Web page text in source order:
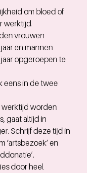
om bloed of
werktijd.
vrouwen
en mannen
opgeroepen te
eens in de twee
worden
gaat altijd in
Schrijf deze tijd in
‘artsbezoek’ en
door heel